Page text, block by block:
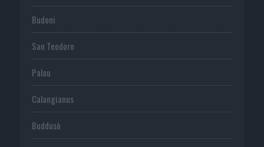
Budoni
San Teodoro
Palau
Calangianus
Buddusò